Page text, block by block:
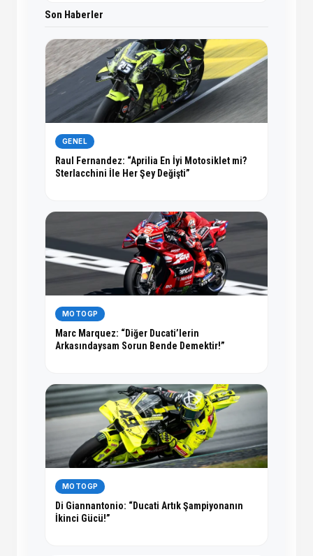
Son Haberler
GENEL
Raul Fernandez: “Aprilia En İyi Motosiklet mi?
Sterlacchini İle Her Şey Değişti”
MOTOGP
Marc Marquez: “Diğer Ducati’lerin
Arkasındaysam Sorun Bende Demektir!”
MOTOGP
Di Giannantonio: “Ducati Artık Şampiyonanın
İkinci Gücü!”